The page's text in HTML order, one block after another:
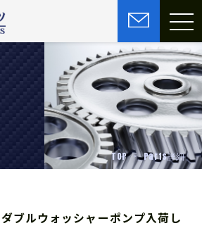
TOP Parts詳細
ブルウォッシャーポンプ入荷し